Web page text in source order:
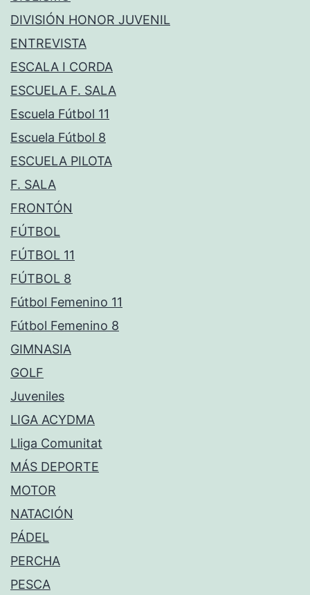
DIVISIÓN HONOR JUVENIL
ENTREVISTA
ESCALA I CORDA
ESCUELA F. SALA
Escuela Fútbol 11
Escuela Fútbol 8
ESCUELA PILOTA
F. SALA
FRONTÓN
FÚTBOL
FÚTBOL 11
FÚTBOL 8
Fútbol Femenino 11
Fútbol Femenino 8
GIMNASIA
GOLF
Juveniles
LIGA ACYDMA
Lliga Comunitat
MÁS DEPORTE
MOTOR
NATACIÓN
PÁDEL
PERCHA
PESCA